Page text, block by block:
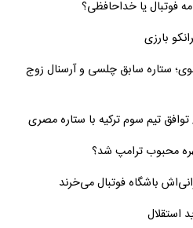
فوتبال یا خداحافظی؟
بارزی
ستاره سابق چلسی و آرسنال زوج
تیم سوم ترکیه با ستاره مصری
محبوب ترامپ شد؟
باشگاه فوتبال می‌خرند